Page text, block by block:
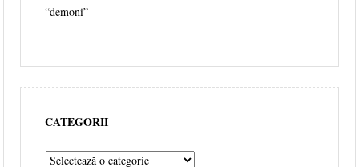
“demoni”
CATEGORII